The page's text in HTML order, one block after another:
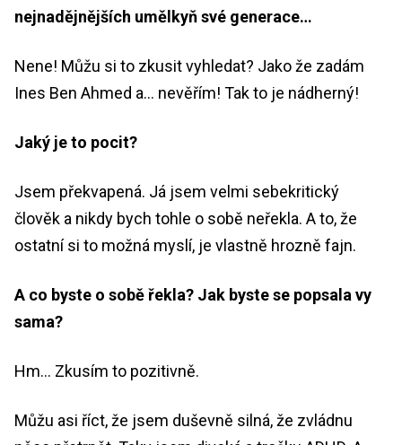
nejnadějnějších umělkyň své generace…
Nene! Můžu si to zkusit vyhledat? Jako že zadám
Ines Ben Ahmed a… nevěřím! Tak to je nádherný!
Jaký je to pocit?
Jsem překvapená. Já jsem velmi sebekritický
člověk a nikdy bych tohle o sobě neřekla. A to, že
ostatní si to možná myslí, je vlastně hrozně fajn.
A co byste o sobě řekla? Jak byste se popsala vy
sama?
Hm… Zkusím to pozitivně.
Můžu asi říct, že jsem duševně silná, že zvládnu